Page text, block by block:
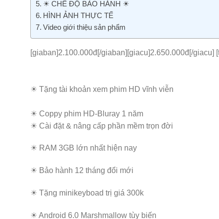
☀ CHẾ ĐỘ BẢO HÀNH ☀
HÌNH ẢNH THỰC TẾ
Video giới thiệu sản phẩm
[giaban]2.100.000đ[/giaban][giacu]2.650.000đ[/giacu]
☀ Tặng tài khoản xem phim HD vĩnh viễn
☀ Coppy phim HD-Bluray 1 năm
☀ Cài đặt & nâng cấp phần mềm trọn đời
☀ RAM 3GB lớn nhất hiện nay
☀ Bảo hành 12 tháng đổi mới
☀ Tặng minikeyboad trị giá 300k
☀ Android 6.0 Marshmallow tùy biến